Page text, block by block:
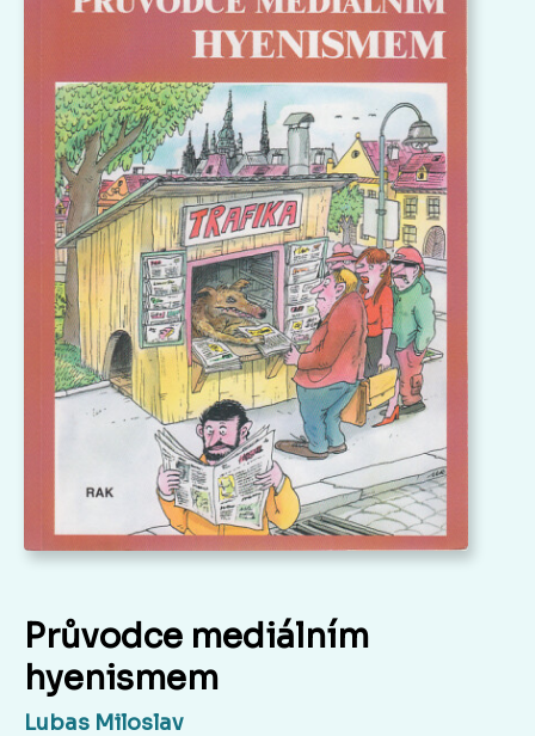
Průvodce mediálním
hyenismem
Lubas Miloslav